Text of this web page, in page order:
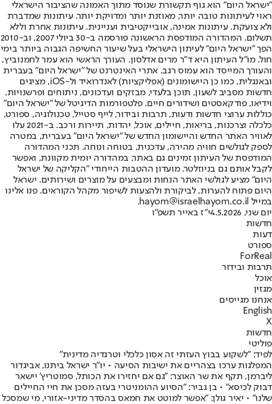
"ישראל היום" הוא גוף תקשורת שנוסד מתוך האמונה שהציבור הישראלי
ראוי לעיתונות טובה יותר, מאוזנת יותר ומדויקת יותר. עיתונות שמדברת
ולא צועקת. עיתונות אמינה, אובייקטיבית ועניינית. עיתונות אחרת וללא
תשלום. המהדורה המודפסת הראשונה פורסמה ב-30 ביולי 2007, וב-2010
הפך "ישראל היום" לעיתון הישראלי בעל שיעור החשיפה הגבוה ביותר בימי
חול. מו"ל העיתון היא ד"ר מרים אדלסון. העורך הראשי הוא עמר לחמנוביץ,
והעורך המייסד הוא עמוס רגב. אתרי האינטרנט של "ישראל היום" בעברית
ובאנגלית, כמו כן היישומונים (אפליקציות) לאנדרואיד ול-iOS, מציגים
חדשות מסביב לשעון, תוכן בלעדי, מבזקים ועדכונים, ניתוחים ופרשנויות,
וידיאו, פודקאסטים ושידורים חיים. פלטפורמות הדיגיטל של "ישראל היום"
כוללות ערוצי חדשות ודעות, תרבות ובידור, לייף סטייל, טכנולוגיה, ספורט,
כלכלה וצרכנות, בריאות, חיילים, אוכל, יהדות, תיירות ורכב. ב-2021 עלו
לאוויר האתר החדש והיישומון החדש של "ישראל היום" בעברית, במטרה
לספק לגולשים חוויה מהירה, עדכנית, בטוחה ונוחה. תכני המהדורה
המודפסת של העיתון זמינים גם באתר, במהדורה יומית מקוונת, ואפשר
לקבל אותם גם בניוזלטר. מועדון ההטבות הייחודי "הקליקה של ישראל
היום" מציע לגולשי האתר הנחות ומבצעים על מוצרים ושירותים. ישראל
היום פתוח להערות, לביקורת ולהצעות לשיפור מקהל הקוראים. פנו אלינו
במייל hayom@israelhayom.co.il.
יום שני, 4.5.2026
י"ז באייר תשפ"ו
חדשות
דעות
ספורט
ForReal
תרבות ובידור
אוכל
מגזין
אנחנו מגייסים
English
X
חדשות
פוליטי
לפיד: "לשקוע בבוץ העזתי זה אסון כלכלי וטרגדיה מדינית"
המפלגות ערכו בצהריים את ישיבות הסיעה • יו"ר ישראל ביתנו, אביגדור
ליברמן, תקף את שר האוצר: "גם אם יחזירו את הכותל, סמוטריץ' יישאר
דבוק לכיסא" • בן גביר: "הסיוע ההומניטרי בעזה מסכן את חיי החיילים
שלנו" • יאיר גולן: "אפשר למוטט את חמאס בהסדר מדיני-אזורי, מי שמסכל